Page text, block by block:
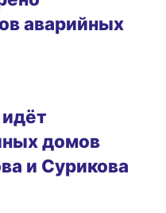
аварийных
домов
и Сурикова